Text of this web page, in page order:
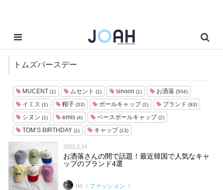
トムズバースデー
MUCENT (1) ムセント (1) sinoon (1) お洒落 (504)
イミス (1) 帽子 (33) ボールキャップ(1) ブランド (93)
シヌン (1) emis (4) ベースボールキャップ(2)
TOM’S BIRTHDAY (1) キャップ(13)
2022.2.24
お洒落さんの間で話題！最近韓国で人気なキャ
ップのブランド4選
riri ファッション